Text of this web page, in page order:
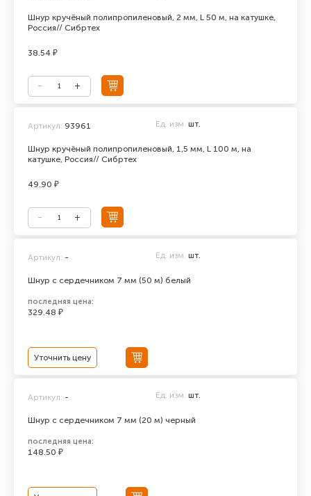
Шнур кручёный полипропиленовый, 2 мм, L 50 м, на катушке,
Россия// Сибртех
38.54 ₽
Шнур кручёный полипропиленовый, 1,5 мм, L 100 м, на
катушке, Россия// Сибртех
Артикул: 93961 Ед. изм. шт.
49.90 ₽
Шнур с сердечником 7 мм (50 м) белый
Артикул: - Ед. изм. шт.
последняя цена:
329.48 ₽
Уточнить цену
Шнур с сердечником 7 мм (20 м) черный
Артикул: - Ед. изм. шт.
последняя цена:
148.50 ₽